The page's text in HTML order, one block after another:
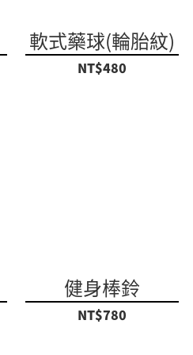
軟式藥球(輪胎紋)
NT$480
健身棒鈴
NT$780